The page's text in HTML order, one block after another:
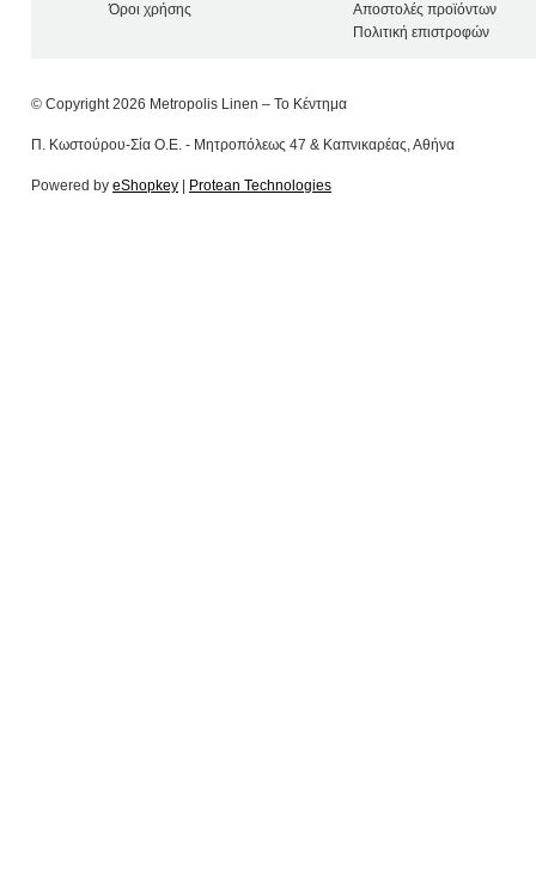
Όροι χρήσης
Αποστολές προϊόντων
Πολιτική επιστροφών
© Copyright 2026 Metropolis Linen – Το Κέντημα
Π. Κωστούρου-Σία Ο.Ε. - Μητροπόλεως 47 & Καπνικαρέας, Αθήνα
Powered by eShopkey Protean Technologies